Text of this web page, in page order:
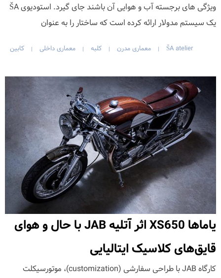
ویژگی های برجسته آب و هوایی آن باشند جای گیرد. استودیوی ŠA
یک سیستم مدولار ارائه کرده است که ساختار را به عنوان
ŠA atelier
| معماری مدرن | کلبه | معماری داخلی | کابین
یاماها XS650 اثر آتلیه JAB با حال و هوای
قایق‌های کلاسیک ایتالیایی
کارگاه JAB با طراحی سفارشی (customization)، موتورسیکلت